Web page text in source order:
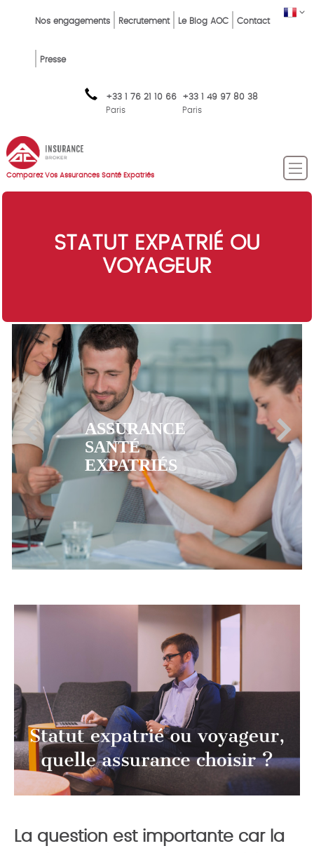
FR
Top
FR
Nos engagements Recrutement Le Blog AOC Contact
Presse
+33 1 76 21 10 66
Paris
+33 1 49 97 80 38
Paris
Comparez Vos Assurances Santé Expatriés
STATUT EXPATRIÉ OU
VOYAGEUR
ASSURANCE
MUTUELLE CFE
La question est importante car la